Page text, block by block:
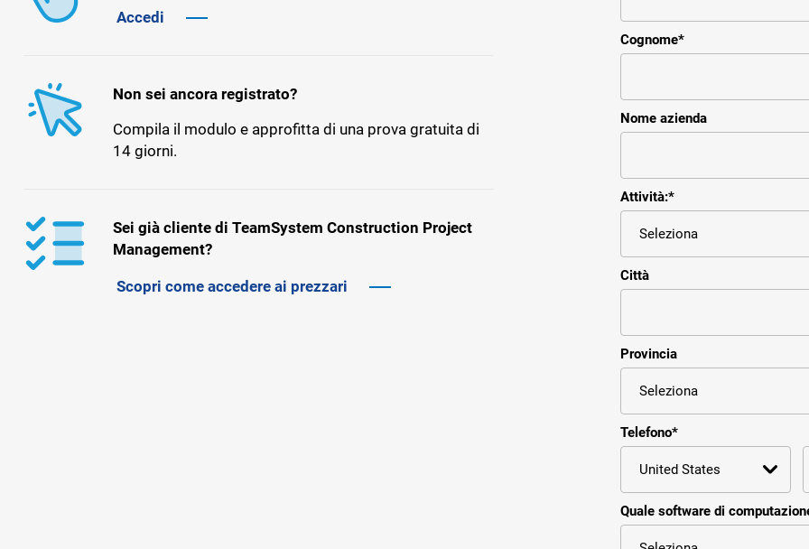
Accedi
Non sei ancora registrato?
Compila il modulo e approfitta di una prova gratuita di
14 giorni.
Sei già cliente di TeamSystem Construction Project
Management?
Scopri come accedere ai prezzari
Cognome*
Nome azienda
Attività:*
Città
Provincia
Telefono*
Quale software di